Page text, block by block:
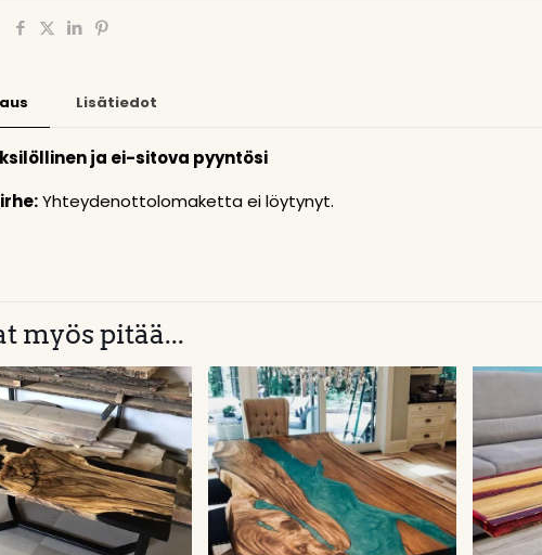
Lisätiedot
ja ei-sitova pyyntösi
Yhteydenottolomaketta ei löytynyt.
myös pitää...